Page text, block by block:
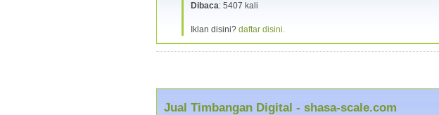
Dibaca: 5407 kali
Iklan disini? daftar disini.
Jual Timbangan Digital - shasa-scale.com